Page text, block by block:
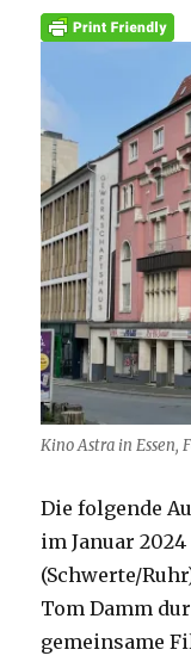
Kino Astra in Essen,
Die folgende
im Januar
(Schwerte/
Tom Damm
gemeinsame